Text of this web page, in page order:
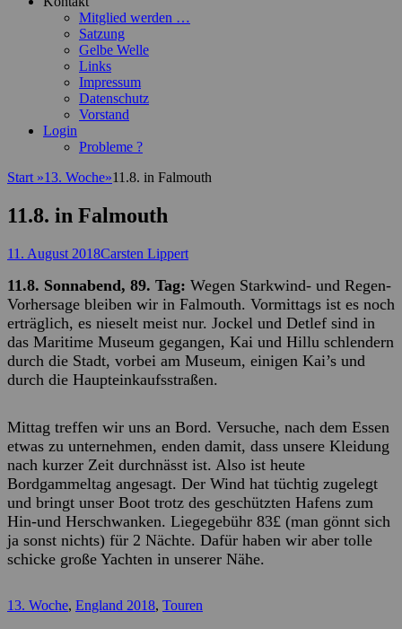
Mitglied werden …
Satzung
Gelbe Welle
Links
Impressum
Datenschutz
Vorstand
Login
Probleme ?
Start »13. Woche»11.8. in Falmouth
11.8. in Falmouth
Posted
11. August 2018Autor
Carsten Lippert
11.8. Sonnabend, 89. Tag: Wegen Starkwind- und Regen-
Vorhersage bleiben wir in Falmouth. Vormittags ist es noch
erträglich, es nieselt meist nur. Jockel und Detlef sind in
das Maritime Museum gegangen, Kai und Hillu schlendern
durch die Stadt, vorbei am Museum, einigen Kai’s und
durch die Haupteinkaufsstraßen.
Mittag treffen wir uns an Bord. Versuche, nach dem Essen
etwas zu unternehmen, enden damit, dass unsere Kleidung
nach kurzer Zeit durchnässt ist. Also ist heute
Bordgammeltag angesagt. Der Wind hat tüchtig zugelegt
und bringt unser Boot trotz des geschützten Hafens zum
Hin-und Herschwanken. Liegegebühr 83£ (man gönnt sich
ja sonst nichts) für 2 Nächte. Dafür haben wir aber tolle
schicke große Yachten in unserer Nähe.
Kategorien
13. Woche, England 2018, Touren